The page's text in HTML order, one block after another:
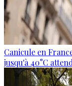
Canicule en
jusqu'à 40°C